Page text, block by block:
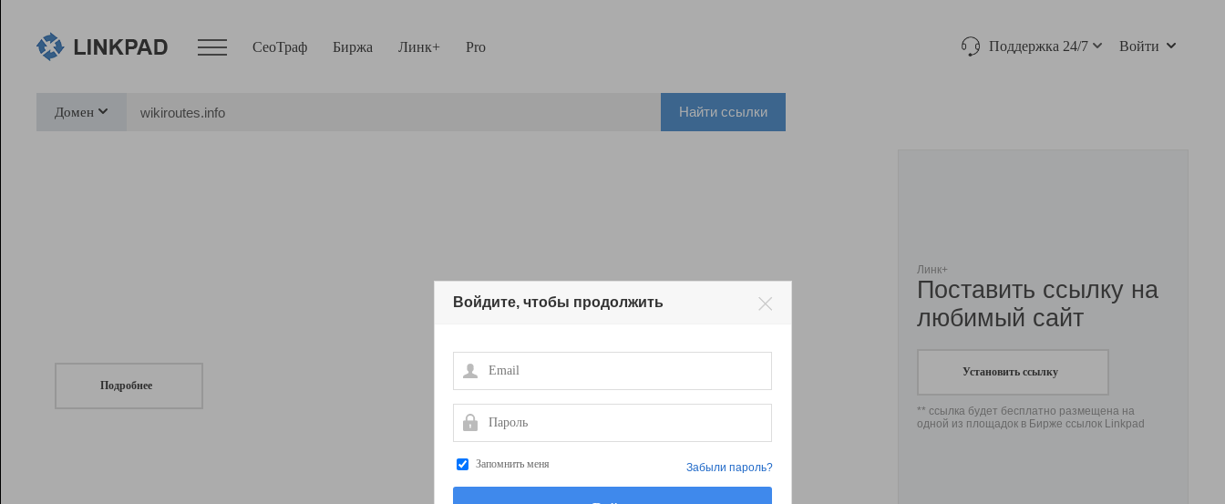
СеоТраф Биржа Линк+ Pro Поддержка 24/7 Войти
Домен Найти ссылки
Подробнее
Линк+
Поставить ссылку на
любимый сайт
Установить ссылку
** ссылка будет бесплатно размещена на
одной из площадок в Бирже ссылок Linkpad
Войдите, чтобы продолжить
Email
Пароль
Запомнить меня Забыли пароль?